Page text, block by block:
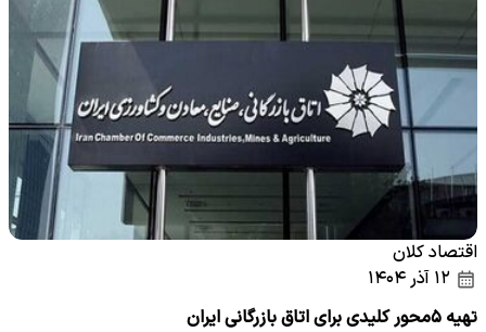
اقتصاد کلان
تهیه ۵محور کلیدی برای اتاق بازرگانی ایران